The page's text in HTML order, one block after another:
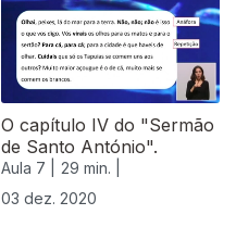
O capítulo IV do "Sermão
de Santo António".
Aula 7 |
29 min. |
03 dez. 2020